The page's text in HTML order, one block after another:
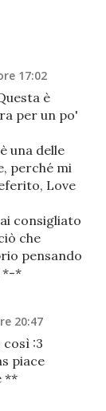
17:02
è
per un po'
una delle
perché mi
Love
consigliato
che
pensando
*-*
20:47
:3
piace
**